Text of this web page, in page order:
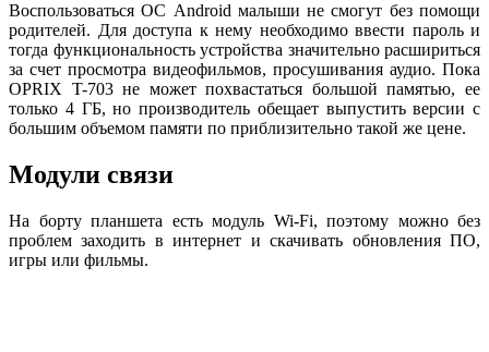
Воспользоваться ОС Android малыши не смогут без помощи
родителей. Для доступа к нему необходимо ввести пароль и
тогда функциональность устройства значительно расшириться
за счет просмотра видеофильмов, просушивания аудио. Пока
OPRIX T-703 не может похвастаться большой памятью, ее
только 4 ГБ, но производитель обещает выпустить версии с
большим объемом памяти по приблизительно такой же цене.
Модули связи
На борту планшета есть модуль Wi-Fi, поэтому можно без
проблем заходить в интернет и скачивать обновления ПО,
игры или фильмы.